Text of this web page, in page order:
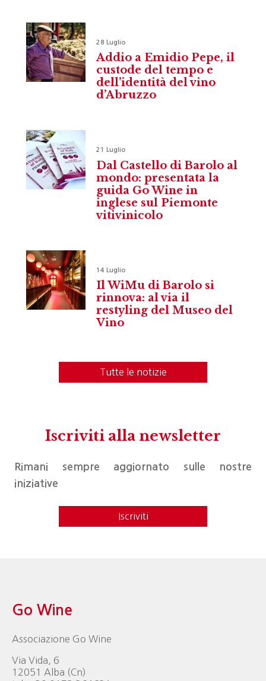
28 Luglio
Addio a Emidio Pepe, il
custode del tempo e
dell’identità del vino
d’Abruzzo
21 Luglio
Dal Castello di Barolo al
mondo: presentata la
guida Go Wine in
inglese sul Piemonte
vitivinicolo
14 Luglio
Il WiMu di Barolo si
rinnova: al via il
restyling del Museo del
Vino
Tutte le notizie
Iscriviti alla newsletter
Rimani sempre aggiornato sulle nostre
iniziative
Iscriviti
Go Wine
Associazione Go Wine
Via Vida, 6
12051 Alba (Cn)